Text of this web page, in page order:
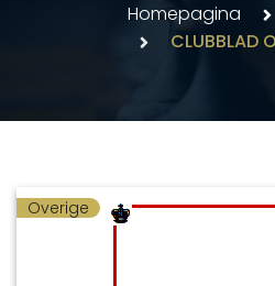
Homepagina
CLUBBLAD
Overige